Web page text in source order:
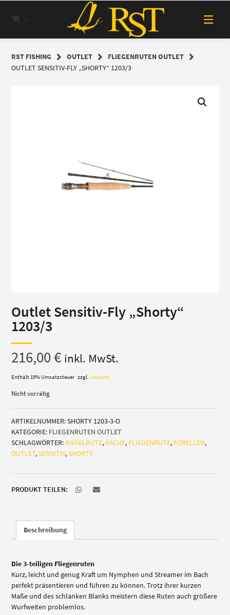
RST FISHING OUTLET
FLIEGENRUTEN OUTLET
OUTLET SENSITIV-FLY „SHORTY“ 1203/3
Outlet Sensitiv-Fly „Shorty“
1203/3
216,00€ inkl. MwSt.
Enthält 19% Umsatzsteuer zzgl.Versand
Nicht vorrätig
ARTIKELNUMMER:SHORTY 1203-3-O
KATEGORIE: FLIEGENRUTEN OUTLET
SCHLAGWÖRTER:ANGELRUTE,ÄSCHE, FLIEGENRUTE, FORELLEN,
OUTLET,SENSITIV,SHORTY
PRODUKT TEILEN:
Beschreibung
Die 3-teiligen Fliegenruten
Kurz, leicht und genug Kraft um Nymphen und Streamer im Bach
perfekt präsentieren und führen zu können. Trotz ihrer kurzen
Maße und des schlanken Blanks meistern diese Ruten auch größere
Wurfweiten problemlos.